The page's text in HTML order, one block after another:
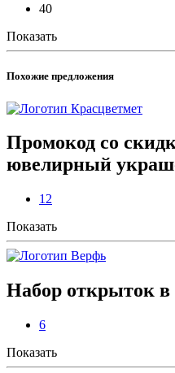
40
Показать
Похожие предложения
Промокод со
ювелирный
12
Показать
Набор открыток в
6
Показать